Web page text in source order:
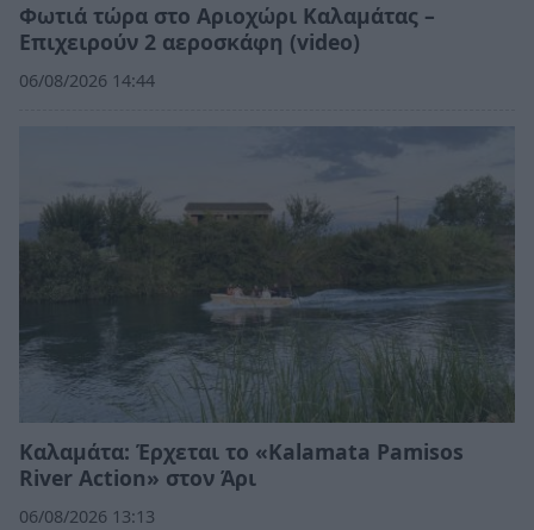
Φωτιά τώρα στο Αριοχώρι Καλαμάτας –
Επιχειρούν 2 αεροσκάφη (video)
06/08/2026 14:44
Καλαμάτα: Έρχεται το «Kalamata Pamisos
River Action» στον Άρι
06/08/2026 13:13